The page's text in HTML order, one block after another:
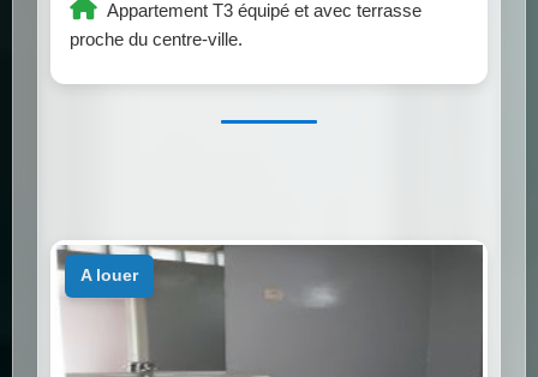
Appartement T3 équipé et avec terrasse
proche du centre-ville.
a louer